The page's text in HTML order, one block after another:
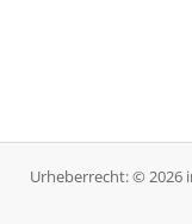
Urheberrecht: © 2026